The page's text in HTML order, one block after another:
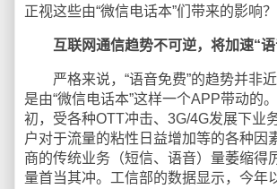
正视这些由“微信电话本”们带来的影响？
互联网通信趋势不可逆，将加速“
严格来说，“语音免费”的趋势并非近
是由“微信电话本”这样一个APP带动的
初，受各种OTT冲击、3G/4G发展下业
户对于流量的粘性日益增加等的各种因
商的传统业务（短信、语音）量萎缩得
量首当其冲。工信部的数据显示，今年